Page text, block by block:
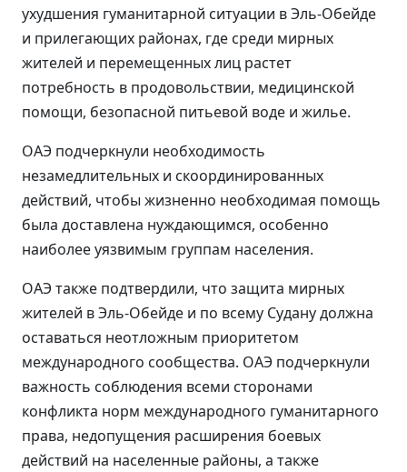
ухудшения гуманитарной ситуации в Эль-Обейде
и прилегающих районах, где среди мирных
жителей и перемещенных лиц растет
потребность в продовольствии, медицинской
помощи, безопасной питьевой воде и жилье.
ОАЭ подчеркнули необходимость
незамедлительных и скоординированных
действий, чтобы жизненно необходимая помощь
была доставлена нуждающимся, особенно
наиболее уязвимым группам населения.
ОАЭ также подтвердили, что защита мирных
жителей в Эль-Обейде и по всему Судану должна
оставаться неотложным приоритетом
международного сообщества. ОАЭ подчеркнули
важность соблюдения всеми сторонами
конфликта норм международного гуманитарного
права, недопущения расширения боевых
действий на населенные районы, а также